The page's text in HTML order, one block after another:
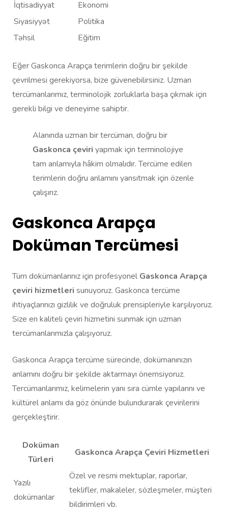
İqtisadiyyat
Ekonomi
Siyasiyyət
Politika
Təhsil
Eğitim
Eğer Gaskonca Arapça terimlerin doğru bir şekilde
çevrilmesi gerekiyorsa, bize güvenebilirsiniz. Uzman
tercümanlarımız, terminolojik zorluklarla başa çıkmak için
gerekli bilgi ve deneyime sahiptir.
Alanında uzman bir tercüman, doğru bir
Gaskonca çeviri yapmak için terminolojiye
tam anlamıyla hâkim olmalıdır. Tercüme edilen
terimlerin doğru anlamını yansıtmak için özenle
çalışırız.
Gaskonca Arapça
Doküman Tercümesi
Tüm dokümanlarınız için profesyonel Gaskonca Arapça
çeviri hizmetleri sunuyoruz. Gaskonca tercüme
ihtiyaçlarınızı gizlilik ve doğruluk prensipleriyle karşılıyoruz.
Size en kaliteli çeviri hizmetini sunmak için uzman
tercümanlarımızla çalışıyoruz.
Gaskonca Arapça tercüme sürecinde, dokümanınızın
anlamını doğru bir şekilde aktarmayı önemsiyoruz.
Tercümanlarımız, kelimelerin yanı sıra cümle yapılarını ve
kültürel anlamı da göz önünde bulundurarak çevirilerini
gerçekleştirir.
Doküman
Türleri
Gaskonca Arapça Çeviri Hizmetleri
Yazılı
dokümanlar
Özel ve resmi mektuplar, raporlar,
teklifler, makaleler, sözleşmeler, müşteri
bildirimleri vb.